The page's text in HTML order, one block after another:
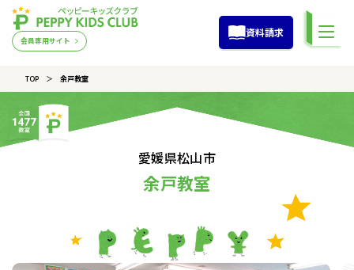
会員専用サイト
資料請求
TOP 余戸教室
愛媛県松山市
余戸教室